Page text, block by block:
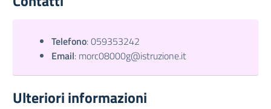
Telefono:059353242
Email: morc08000g@istruzione.it
Ulteriori informazioni